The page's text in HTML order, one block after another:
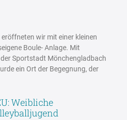
wir mit einer kleinen
Boule- Anlage. Mit
Sportstadt Mönchengladbach
ein Ort der Begegnung, der
Weibliche